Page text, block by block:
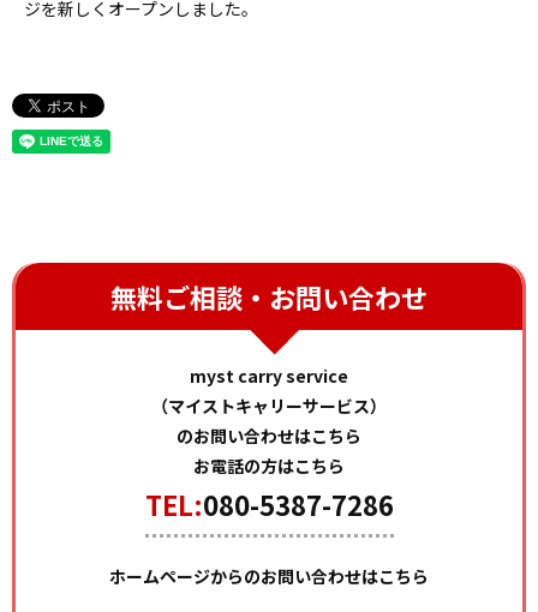
ジを新しくオープンしました。
無料ご相談・お問い合わせ
myst carry service
（マイストキャリーサービス）
のお問い合わせはこちら
お電話の方はこちら
TEL:080-5387-7286
ホームページからのお問い合わせはこちら